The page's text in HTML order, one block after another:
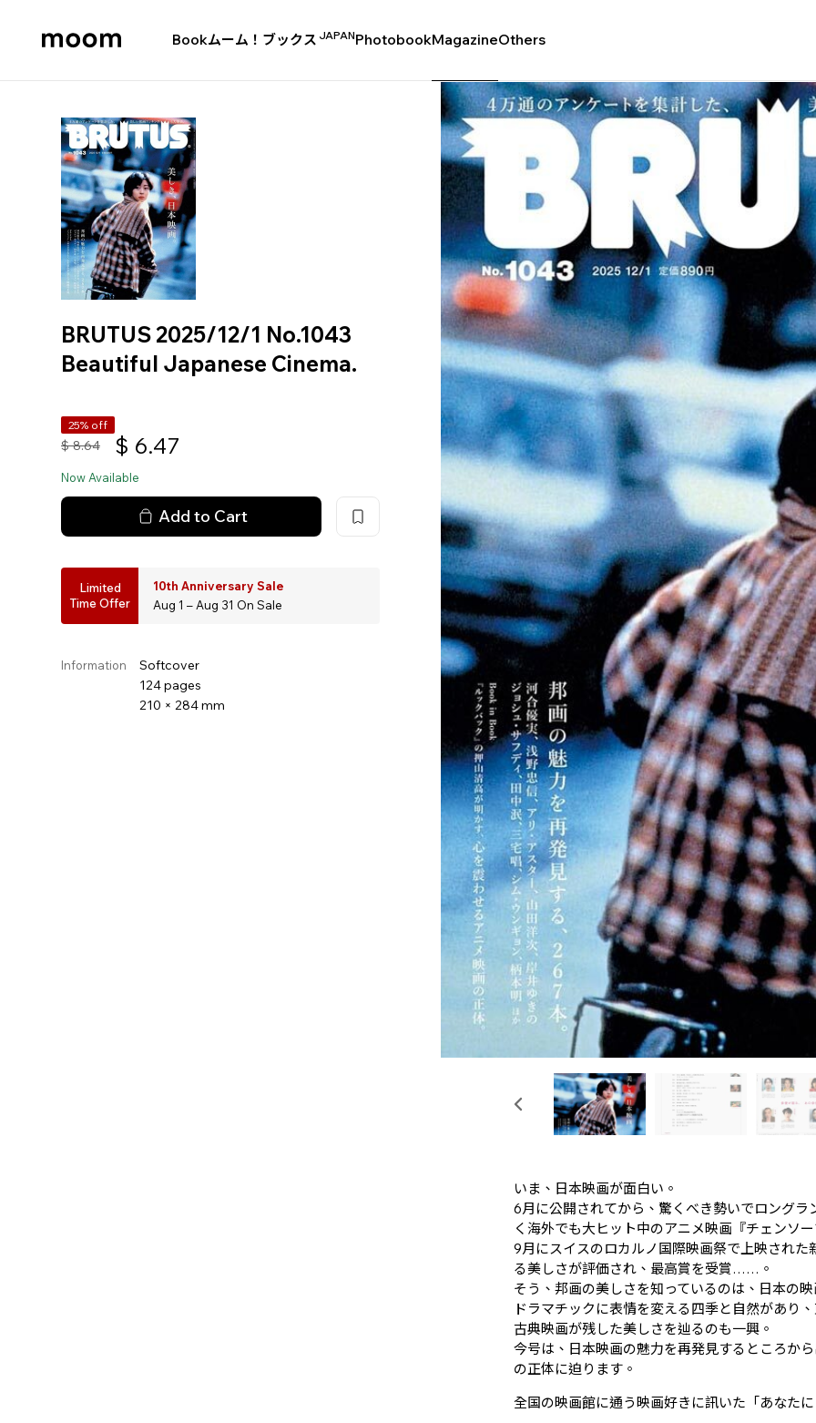
Bookムーム！ブックス JAPANPhotobookMagazineOthers
BRUTUS 2025/12/1 No.1043
Beautiful Japanese Cinema.
25% off
$ 8.64 $ 6.47
Now Available
Add to Cart
Limited
Time Offer
10th Anniversary Sale
Aug 1 – Aug 31 On Sale
Information
Softcover
124 pages
210 × 284 mm
いま、日本映画が面白い。
6月に公開されてから、驚くべき勢いでロング
く海外でも大ヒット中のアニメ映画『チェンソー
9月にスイスのロカルノ国際映画祭で上映され
る美しさが評価され、最高賞を受賞……。
そう、邦画の美しさを知っているのは、日本の
ドラマチックに表情を変える四季と自然があり
古典映画が残した美しさを辿るのも一興。
今号は、日本映画の魅力を再発見するところか
の正体に迫ります。
全国の映画館に通う映画好きに訊いた「あなたに